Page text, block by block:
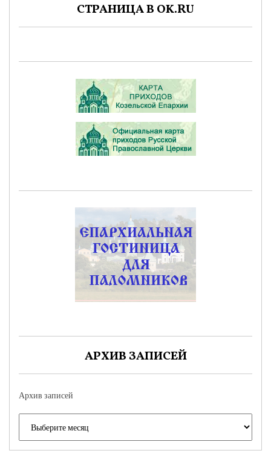
СТРАНИЦА В OK.RU
АРХИВ ЗАПИСЕЙ
Архив записей